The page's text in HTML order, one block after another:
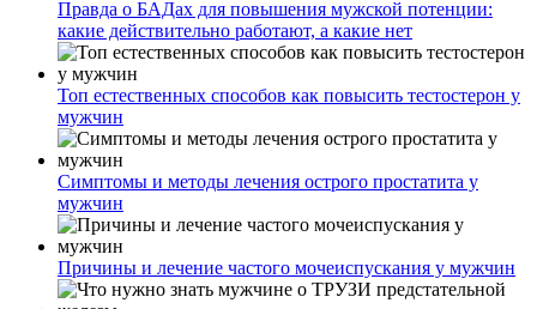
Правда о БАДах для повышения мужской потенции:
какие действительно работают, а какие нет
Топ естественных способов как повысить тестостерон у
мужчин
Симптомы и методы лечения острого простатита у
мужчин
Причины и лечение частого мочеиспускания у мужчин